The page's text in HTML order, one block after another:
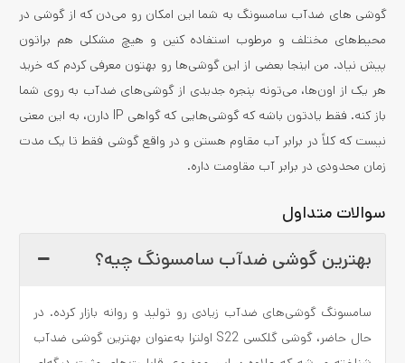
گوشی های ضدآب سامسونگ به شما این امکان رو می‌دن که از گوشی در
محیط‌های مختلف و مرطوب استفاده کنین و هیچ مشکلی هم براتون
پیش نیاد. من اینجا بعضی از این گوشی‌ها رو بهتون معرفی کردم که خرید
هر یک از اون‌ها، می‌تونه پنجره جدیدی از گوشی‌های ضدآب به روی شما
باز کنه. فقط یادتون باشه که گوشی‌هایی که گواهی IP دارن، به این معنی
نیست که کلاً در برابر آب مقاوم هستن و در واقع گوشی فقط تا یک مدت
زمان محدودی در برابر آب مقاومت داره.
سوالات متداول
بهترین گوشی ضدآب سامسونگ چیه؟
سامسونگ گوشی‌های ضدآب زیادی رو تولید و روانه بازار کرده. در
حال حاضر، گوشی گلکسی S22 اولترا به‌عنوان بهترین گوشی ضدآب